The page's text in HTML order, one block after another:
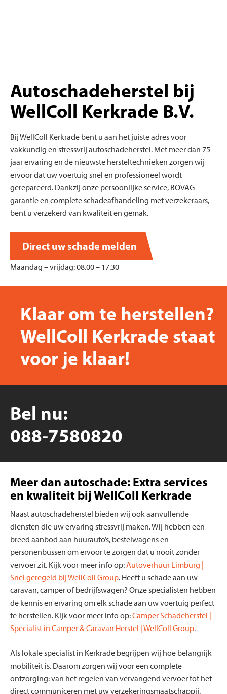
Autoschadeherstel bij
WellColl Kerkrade B.V.
Bij WellColl Kerkrade bent u aan het juiste adres voor
vakkundig en stressvrij autoschadeherstel. Met meer dan 75
jaar ervaring en de nieuwste hersteltechnieken zorgen wij
ervoor dat uw voertuig snel en professioneel wordt
gerepareerd. Dankzij onze persoonlijke service, BOVAG-
garantie en complete schadeafhandeling met verzekeraars,
bent u verzekerd van kwaliteit en gemak.
Direct uw schade melden
Maandag – vrijdag: 08.00 – 17.30
Klaar om te herstellen?
WellColl Kerkrade staat
voor je klaar!
Bel nu:
088-7580820
Meer dan autoschade: Extra services
en kwaliteit bij WellColl Kerkrade
Naast autoschadeherstel bieden wij ook aanvullende
diensten die uw ervaring stressvrij maken. Wij hebben een
breed aanbod aan huurauto’s, bestelwagens en
personenbussen om ervoor te zorgen dat u nooit zonder
vervoer zit. Kijk voor meer info op: Autoverhuur Limburg |
Snel geregeld bij WellColl Group. Heeft u schade aan uw
caravan, camper of bedrijfswagen? Onze specialisten hebben
de kennis en ervaring om elk schade aan uw voertuig perfect
te herstellen. Kijk voor meer info op:Camper Schadeherstel |
Specialist in Camper & Caravan Herstel | WellColl Group.
Als lokale specialist in Kerkrade begrijpen wij hoe belangrijk
mobiliteit is. Daarom zorgen wij voor een complete
ontzorging: van het regelen van vervangend vervoer tot het
direct communiceren met uw verzekeringsmaatschappij.